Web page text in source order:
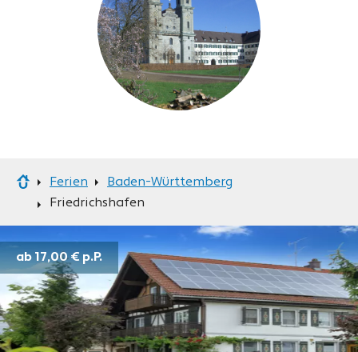
Ferien
Baden-Württemberg
Friedrichshafen
ab 17,00 € p.P.